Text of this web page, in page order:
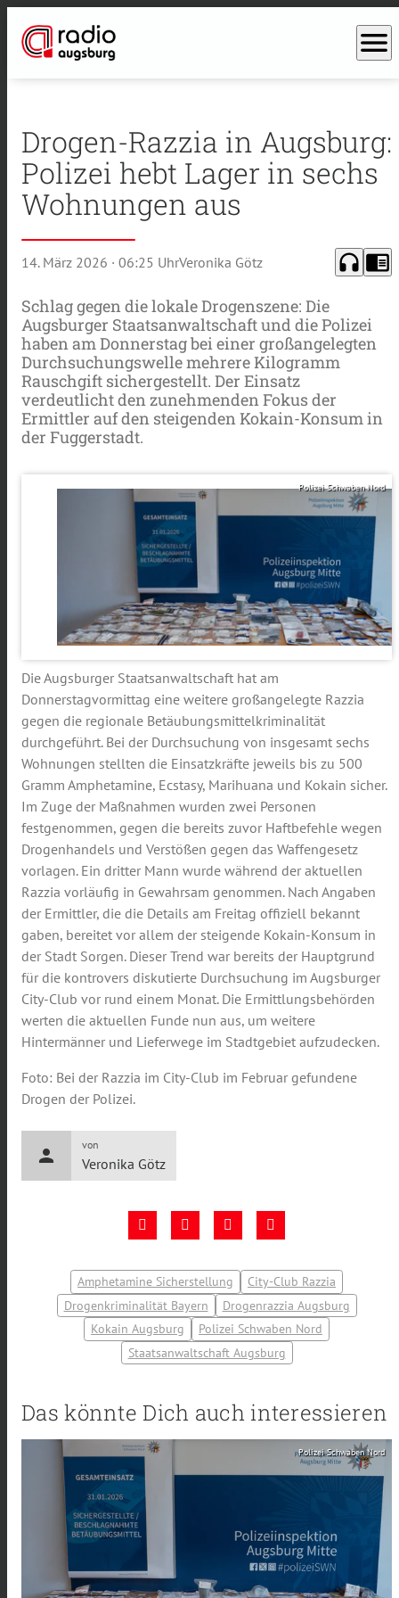
menu
Drogen-Razzia in Augsburg:
Polizei hebt Lager in sechs
Wohnungen aus
14. März 2026 · 06:25 UhrVeronika Götz headphones chrome_reader_mode
Schlag gegen die lokale Drogenszene: Die
Augsburger Staatsanwaltschaft und die Polizei
haben am Donnerstag bei einer großangelegten
Durchsuchungswelle mehrere Kilogramm
Rauschgift sichergestellt. Der Einsatz
verdeutlicht den zunehmenden Fokus der
Ermittler auf den steigenden Kokain-Konsum in
der Fuggerstadt.
Polizei Schwaben Nord
Die Augsburger Staatsanwaltschaft hat am
Donnerstagvormittag eine weitere großangelegte Razzia
gegen die regionale Betäubungsmittelkriminalität
durchgeführt. Bei der Durchsuchung von insgesamt sechs
Wohnungen stellten die Einsatzkräfte jeweils bis zu 500
Gramm Amphetamine, Ecstasy, Marihuana und Kokain sicher.
Im Zuge der Maßnahmen wurden zwei Personen
festgenommen, gegen die bereits zuvor Haftbefehle wegen
Drogenhandels und Verstößen gegen das Waffengesetz
vorlagen. Ein dritter Mann wurde während der aktuellen
Razzia vorläufig in Gewahrsam genommen. Nach Angaben
der Ermittler, die die Details am Freitag offiziell bekannt
gaben, bereitet vor allem der steigende Kokain-Konsum in
der Stadt Sorgen. Dieser Trend war bereits der Hauptgrund
für die kontrovers diskutierte Durchsuchung im Augsburger
City-Club vor rund einem Monat. Die Ermittlungsbehörden
werten die aktuellen Funde nun aus, um weitere
Hintermänner und Lieferwege im Stadtgebiet aufzudecken.
Foto: Bei der Razzia im City-Club im Februar gefundene
Drogen der Polizei.
person
von
Veronika Götz
Amphetamine Sicherstellung
City-Club Razzia
Drogenkriminalität Bayern
Drogenrazzia Augsburg
Kokain Augsburg
Polizei Schwaben Nord
Staatsanwaltschaft Augsburg
Das könnte Dich auch interessieren
Polizei Schwaben Nord